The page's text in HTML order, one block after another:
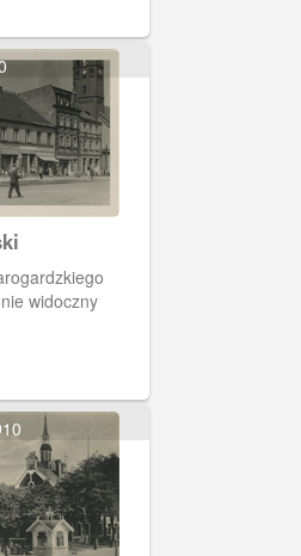
widoczny